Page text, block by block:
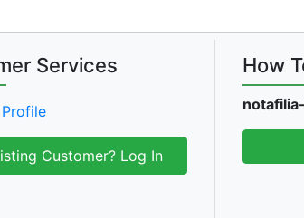
Services
Customer? Log In
How